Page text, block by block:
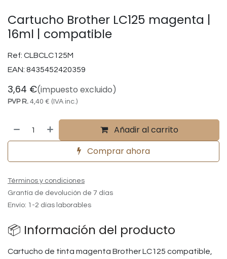
Cartucho Brother LC125 magenta |
16ml | compatible
Ref: CLBCLC125M
EAN: 8435452420359
3,64 €(impuesto excluido)
PVP R. 4,40 € (IVA inc.)
Añadir al carrito
Comprar ahora
Términos y condiciones
Grantía de devolución de 7 días
Envío: 1-2 días laborables
📦 Información del producto
Cartucho de tinta magenta Brother LC125 compatible,